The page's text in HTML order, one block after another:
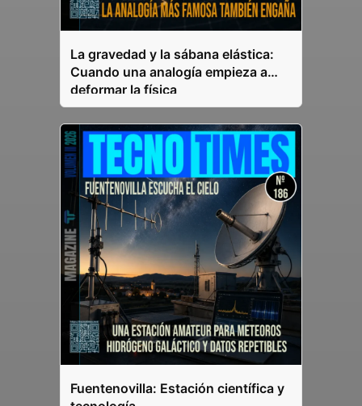
La gravedad y la sábana elástica:
Cuando una analogía empieza a
deformar la física
Fuentenovilla: Estación científica y